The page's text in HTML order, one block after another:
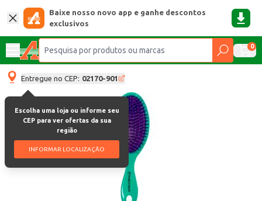
Baixe nosso novo app e ganhe descontos
exclusivos
0
Entregue no CEP: 02170-901
Escolha uma loja ou informe seu
CEP para ver ofertas da sua
região
INFORMAR LOCALIZAÇÃO